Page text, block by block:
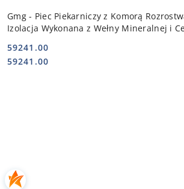
Gmg - Piec Piekarniczy z Komorą
Izolacja Wykonana z Wełny Mineralnej i
Cena:
59241.00
Cena:
59241.00